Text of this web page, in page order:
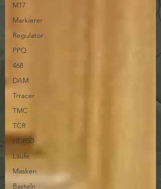
M17
Markierer
Regulator
PPQ
468
DAM
Trracer
TMC
TCR
HDR50
Läufe
Masken
Basteln